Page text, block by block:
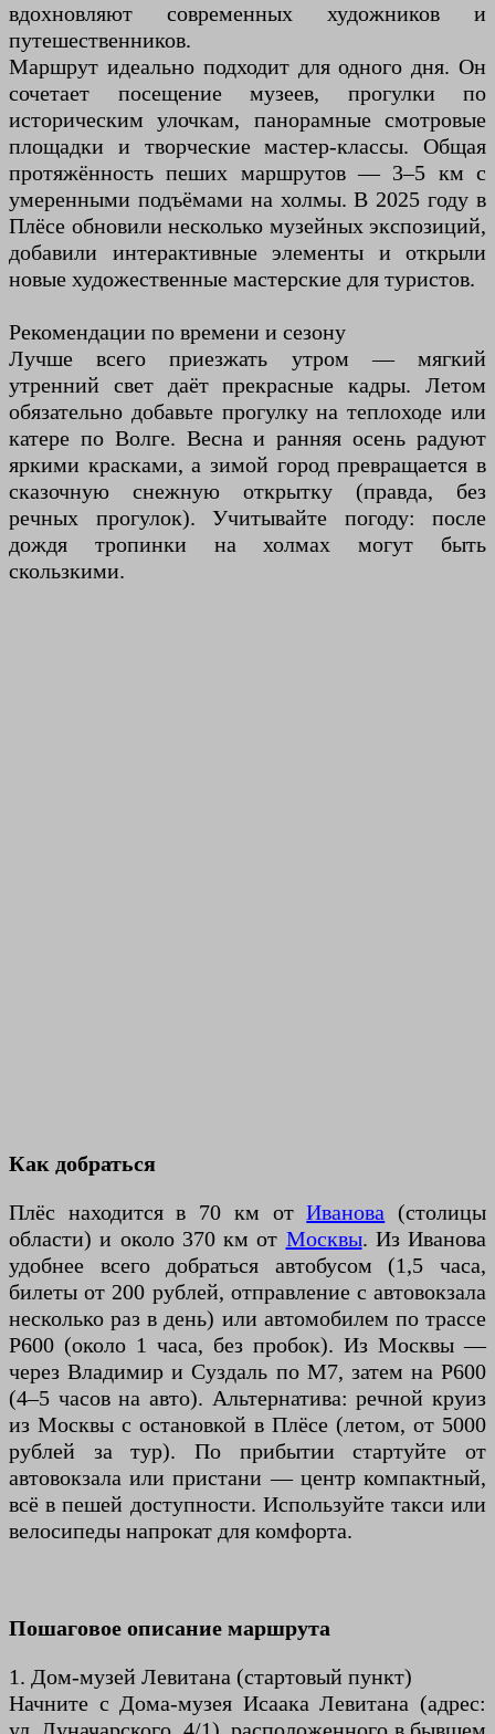
вдохновляют современных художников и
путешественников.
Маршрут идеально подходит для одного дня. Он
сочетает посещение музеев, прогулки по
историческим улочкам, панорамные смотровые
площадки и творческие мастер-классы. Общая
протяжённость пеших маршрутов — 3–5 км с
умеренными подъёмами на холмы. В 2025 году в
Плёсе обновили несколько музейных экспозиций,
добавили интерактивные элементы и открыли
новые художественные мастерские для туристов.
Рекомендации по времени и сезону
Лучше всего приезжать утром — мягкий
утренний свет даёт прекрасные кадры. Летом
обязательно добавьте прогулку на теплоходе или
катере по Волге. Весна и ранняя осень радуют
яркими красками, а зимой город превращается в
сказочную снежную открытку (правда, без
речных прогулок). Учитывайте погоду: после
дождя тропинки на холмах могут быть
скользкими.
Как добраться
Плёс находится в 70 км отИванова (столицы
области) и около 370 км от Москвы. Из Иванова
удобнее всего добраться автобусом (1,5 часа,
билеты от 200 рублей, отправление с автовокзала
несколько раз в день) или автомобилем по трассе
Р600 (около 1 часа, без пробок). Из Москвы —
через Владимир и Суздаль по М7, затем на Р600
(4–5 часов на авто). Альтернатива: речной круиз
из Москвы с остановкой в Плёсе (летом, от 5000
рублей за тур). По прибытии стартуйте от
автовокзала или пристани — центр компактный,
всё в пешей доступности. Используйте такси или
велосипеды напрокат для комфорта.
Пошаговое описание маршрута
1. Дом-музей Левитана (стартовый пункт)
Начните с Дома-музея Исаака Левитана (адрес: